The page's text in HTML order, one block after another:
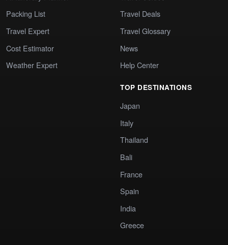
Packing List
Travel Expert
Cost Estimator
Weather Expert
Travel Deals
Travel Glossary
News
Help Center
TOP DESTINATIONS
Japan
Italy
Thailand
Bali
France
Spain
India
Greece